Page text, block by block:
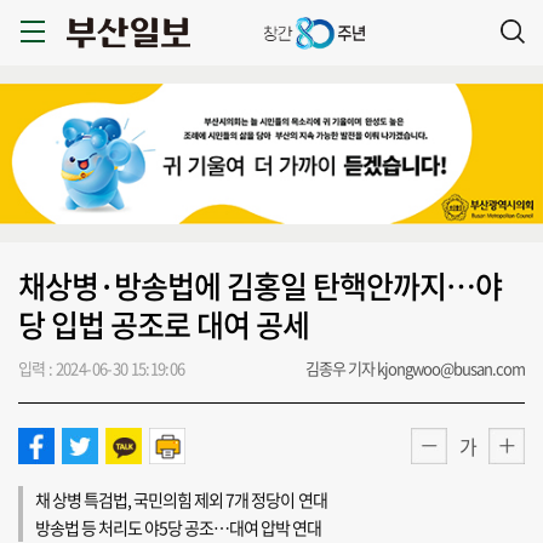
채상병·방송법에 김홍일 탄핵안까지…야
당 입법 공조로 대여 공세
입력 : 2024-06-30 15:19:06 김종우 기자 kjongwoo@busan.com
가
채 상병 특검법, 국민의힘 제외 7개 정당이 연대
방송법 등 처리도 야5당 공조…대여 압박 연대